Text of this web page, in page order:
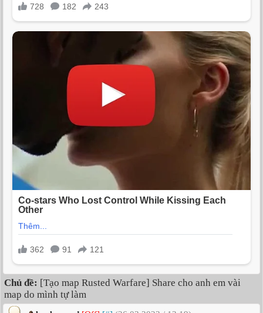
Chủ đề: [Tạo map Rusted Warfare] Share cho anh em vài
map do mình tự làm